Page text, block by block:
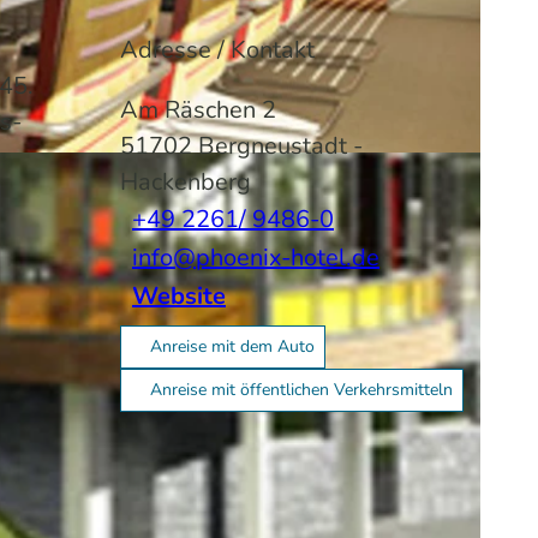
Adresse / Kontakt
Am Räschen 2
51702Bergneustadt-
Hackenberg
+49 2261/ 9486-0
info@phoenix-hotel.de
Website
Anreise mit dem Auto
Anreise mit öffentlichen Verkehrsmitteln